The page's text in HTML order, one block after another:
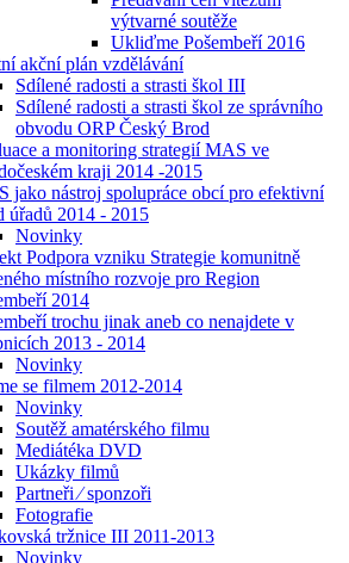
výtvarné soutěže
Ukliďme Pošembeří 2016
akční plán vzdělávání
Sdílené radosti a strasti škol III
Sdílené radosti a strasti škol ze správního
obvodu ORP Český Brod
a monitoring strategií MAS ve
kraji 2014 -2015
jako nástroj spolupráce obcí pro efektivní
úřadů 2014 - 2015
Novinky
Podpora vzniku Strategie komunitně
místního rozvoje pro Region
2014
trochu jinak aneb co nenajdete v
2013 - 2014
Novinky
se filmem 2012-2014
Novinky
Soutěž amatérského filmu
Mediátéka DVD
Ukázky filmů
Partneři ⁄ sponzoři
Fotografie
tržnice III 2011-2013
Novinky